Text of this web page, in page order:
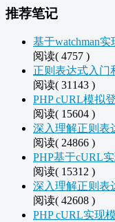
推荐笔记
基于watchman
阅读( 4757 )
正则表达式入门
阅读( 31143 )
PHP cURL模拟
阅读( 15604 )
深入理解正则表
阅读( 24866 )
PHP基于cURL
阅读( 15312 )
深入理解正则表
阅读( 42608 )
PHP cURL实现